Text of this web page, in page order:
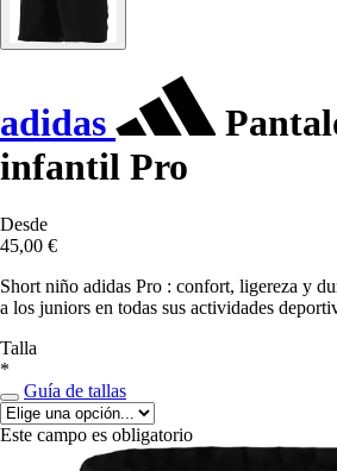
adidas
infantil Pro
Desde
45,00 €
Short niño adidas Pro : confort, ligereza y
a los juniors en todas sus actividades
Talla
*
Guía de tallas
Este campo es obligatorio